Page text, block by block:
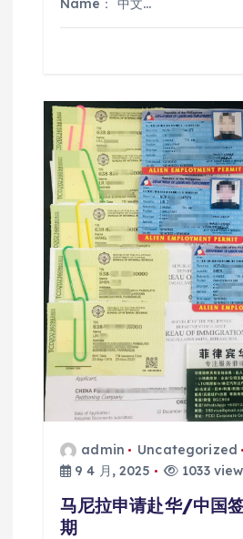
Name： 中文…
admin
Uncategorized
9 4 月, 2025
1033
马尼拉申请赴华/中国
期